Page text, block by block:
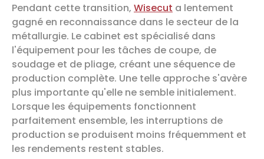
Pendant cette transition, Wisecut a lentement
gagné en reconnaissance dans le secteur de la
métallurgie. Le cabinet est spécialisé dans
l'équipement pour les tâches de coupe, de
soudage et de pliage, créant une séquence de
production complète. Une telle approche s'avère
plus importante qu'elle ne semble initialement.
Lorsque les équipements fonctionnent
parfaitement ensemble, les interruptions de
production se produisent moins fréquemment et
les rendements restent stables.